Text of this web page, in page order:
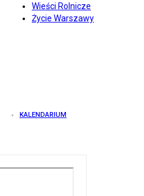
Wieści Rolnicze
Życie Warszawy
KALENDARIUM